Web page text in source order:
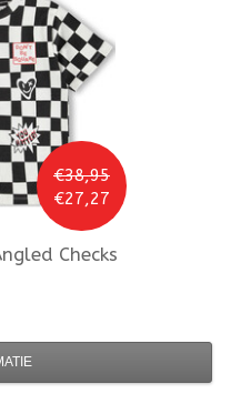
€38,95
€27,27
Checks